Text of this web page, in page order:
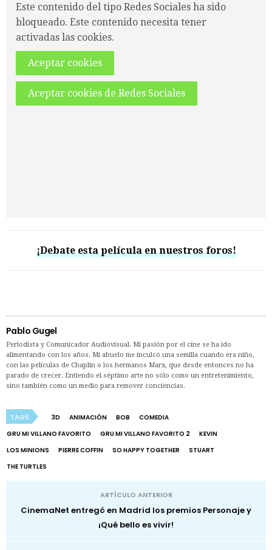
Este contenido del tipo Redes Sociales ha sido
bloqueado. Este contenido necesita tener
activadas las cookies.
Aceptar cookies
Aceptar cookies de Redes Sociales
¡Debate esta película en nuestros foros!
Pablo Gugel
Periodista y Comunicador Audiovisual. Mi pasión por el cine se ha ido
alimentando con los años. Mi abuelo me inculcó una semilla cuando era niño,
con las películas de Chaplin o los hermanos Marx, que desde entonces no ha
parado de crecer. Entiendo el séptimo arte no sólo como un entretenimiento,
sino también como un medio para remover conciencias.
TAGS 3D ANIMACIÓN BOB
COMEDIA
GRU MI VILLANO FAVORITO
GRU MI VILLANO FAVORITO 2
KEVIN
LOS MINIONS
PIERRE COFFIN SO HAPPY TOGETHER
STUART
THE TURTLES
ARTÍCULO ANTERIOR
CinemaNet entregó en Madrid los premios Personaje y
¡Qué bello es vivir!